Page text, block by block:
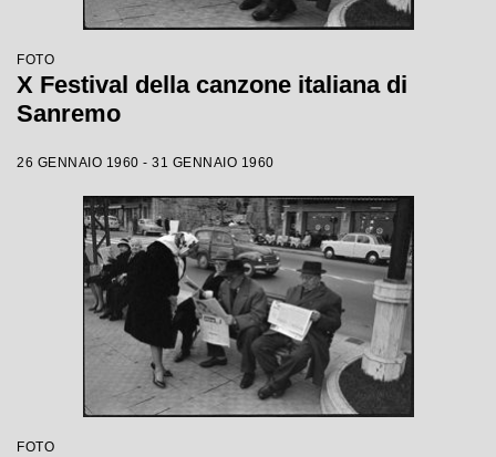
FOTO
X Festival della canzone italiana di
Sanremo
26 GENNAIO 1960 - 31 GENNAIO 1960
FOTO